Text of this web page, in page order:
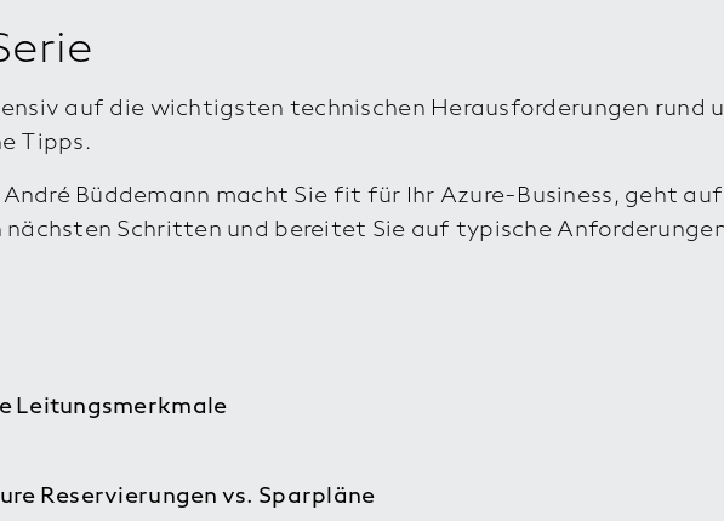
auf die wichtigsten technischen Herausforderungen rund
Tipps.
Büddemann macht Sie fit für Ihr Azure-Business, geht
Schritten und bereitet Sie auf typische
Leitungsmerkmale
Reservierungen vs. Sparpläne